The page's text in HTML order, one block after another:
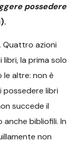
possedere
Quattro azioni
la prima solo
le altre: non è
possedere libri
succede il
bibliofili. In
non